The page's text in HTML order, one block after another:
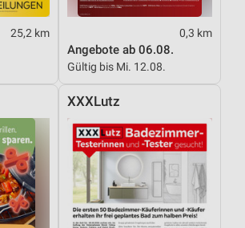
25,2 km 0,3 km
Angebote ab 06.08.
Gültig bis Mi. 12.08.
XXXLutz